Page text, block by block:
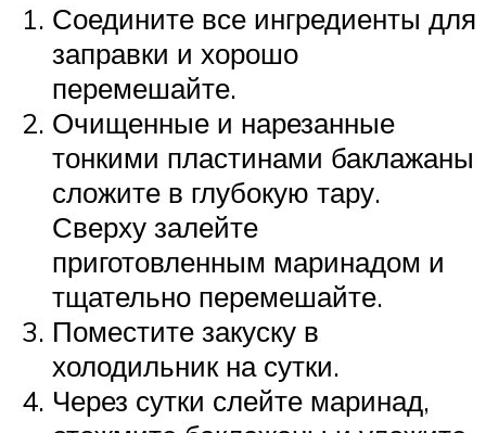
Соедините все ингредиенты для
заправки и хорошо
перемешайте.
Очищенные и нарезанные
тонкими пластинами баклажаны
сложите в глубокую тару.
Сверху залейте
приготовленным маринадом и
тщательно перемешайте.
Поместите закуску в
холодильник на сутки.
Через сутки слейте маринад,